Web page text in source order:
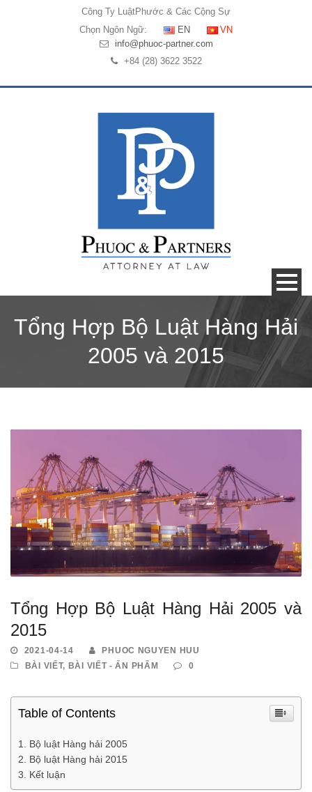
Công Ty LuậtPhước & Các Cộng Sự
Chọn Ngôn Ngữ:
EN
VN
info@phuoc-partner.com
+84 (28) 3622 3522
Tổng Hợp Bộ Luật Hàng Hải
2005 và 2015
Tổng Hợp Bộ Luật Hàng Hải 2005 và
2015
2021-04-14
PHUOC NGUYEN HUU
BÀI VIẾT, BÀI VIẾT - ẤN PHẨM 0
Table of Contents
Bộ luật Hàng hải 2005
Bộ luật Hàng hải 2015
Kết luận